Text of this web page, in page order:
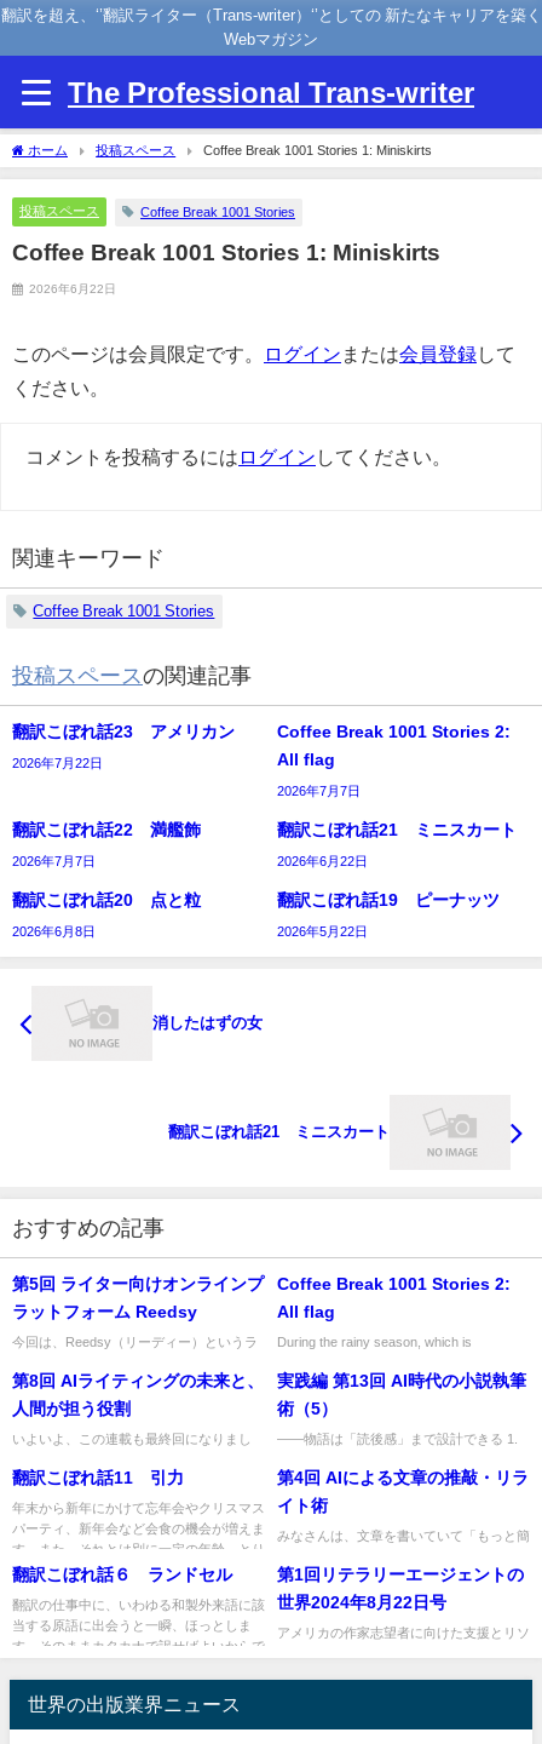
翻訳を超え、‘’翻訳ライター（Trans-writer）‘’としての 新たなキャリアを築く
Webマガジン
The Professional Trans-writer
ホーム 投稿スペース Coffee Break 1001 Stories 1: Miniskirts
投稿スペース Coffee Break 1001 Stories
Coffee Break 1001 Stories 1: Miniskirts
2026年6月22日
このページは会員限定です。 ログイン または会員登録して
ください。
コメントを投稿するには ログイン してください。
関連キーワード
Coffee Break 1001 Stories
投稿スペースの関連記事
翻訳こぼれ話23 アメリカン
2026年7月22日
Coffee Break 1001 Stories 2:
All flag
2026年7月7日
翻訳こぼれ話22 満艦飾
2026年7月7日
翻訳こぼれ話21 ミニスカート
2026年6月22日
翻訳こぼれ話20 点と粒
2026年6月8日
翻訳こぼれ話19 ピーナッツ
2026年5月22日
消したはずの女
翻訳こぼれ話21 ミニスカート
おすすめの記事
第5回 ライター向けオンラインプ
ラットフォーム Reedsy
今回は、Reedsy（リーディー）というラ
詳細を紹介します。 Reedsyへの登録は無
料で、アカウント...
Coffee Break 1001 Stories 2:
All flag
During the rainy season, which is
第8回 AIライティングの未来と、
人間が担う役割
いよいよ、この連載も最終回になりまし
基本、第2回：AIを使った「発想術」、第3
回：AIと人間の共同...
実践編 第13回 AI時代の小説執筆
術（5）
――物語は「読後感」まで設計できる 1.
残らない 前回は、ミステリーを「ひらめ
き」ではなく「設計」で...
翻訳こぼれ話11 引力
年末から新年にかけて忘年会やクリスマス
パーティ、新年会など会食の機会が増えま
す。また、それとは別に一定の年齢、とり
わけ定年退職後は昔の学友や...
第4回 AIによる文章の推敲・リラ
イト術
みなさんは、文章を書いていて「もっと簡
と感じたことはありませんか？ 推敲は誰
にとっても悩ましい作業です...
翻訳こぼれ話６ ランドセル
翻訳の仕事中に、いわゆる和製外来語に該
当する原語に出会うと一瞬、ほっとしま
す。そのままカタカナで訳せばよいからで
第1回リテラリーエージェントの
世界2024年8月22日号
アメリカの作家志望者に向けた支援とリソ
世界の出版業界ニュース